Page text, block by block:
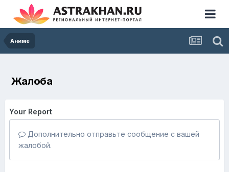
Аниме
Жалоба
Your Report
Дополнительно отправьте сообщение с вашей
жалобой.